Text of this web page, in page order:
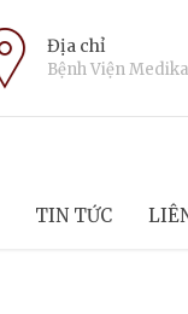
Địa chỉ
Bệnh Viện Medika
TIN TỨC